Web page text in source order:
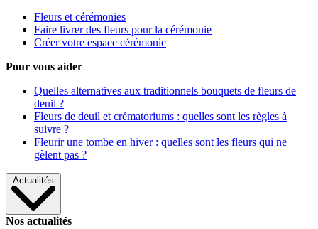
Fleurs et cérémonies
Faire livrer des fleurs pour la cérémonie
Créer votre espace cérémonie
Pour vous aider
Quelles alternatives aux traditionnels bouquets de fleurs de
deuil ?
Fleurs de deuil et crématoriums : quelles sont les règles à
suivre ?
Fleurir une tombe en hiver : quelles sont les fleurs qui ne
gèlent pas ?
Actualités
Nos actualités